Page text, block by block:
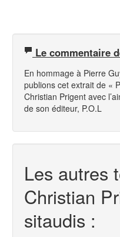
Le commentaire
En hommage à Pierre
publions cet extrait de «
Christian Prigent avec
de son éditeur, P.O.L
Les autres
Christian
sitaudis :